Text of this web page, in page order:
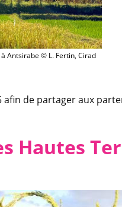
Antsirabe © L. Fertin, Cirad
afin de partager aux
Hautes